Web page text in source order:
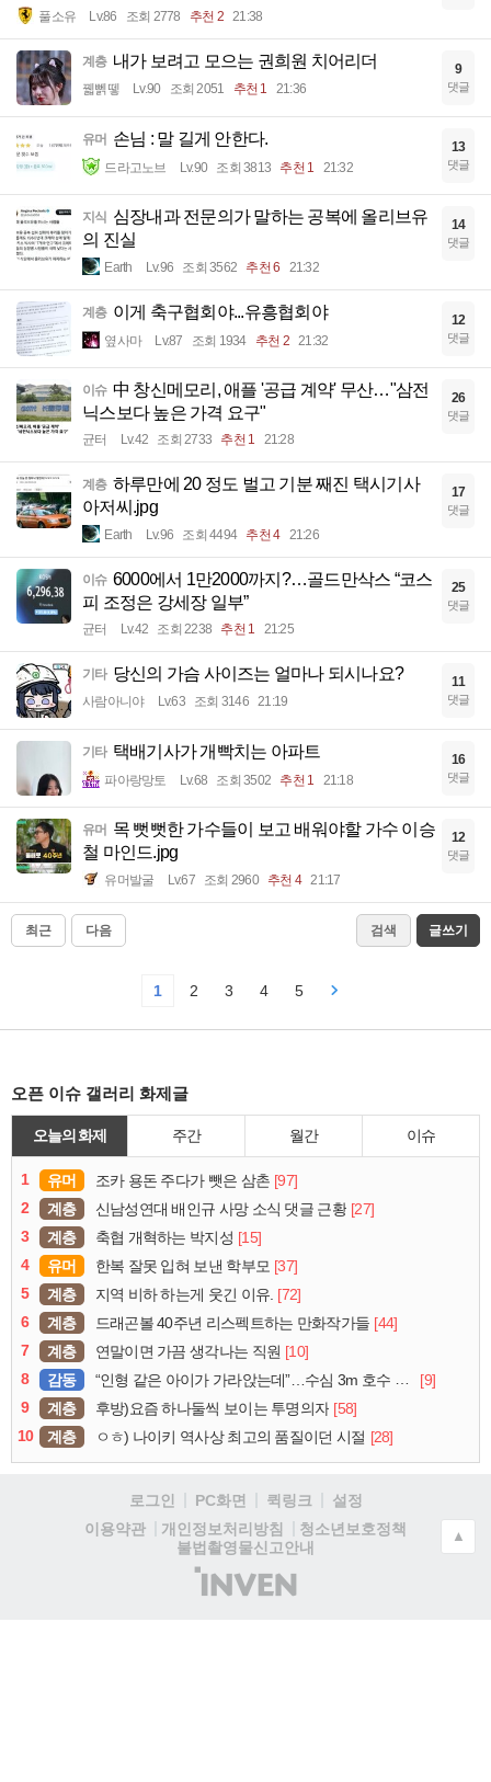
풀소유 Lv.86 조회 2778 추천 2 21:38
계층 내가 보려고 모으는 권희원 치어리더
꿻뻵뗗 Lv.90 조회 2051 추천 1 21:36
9
댓글
유머 손님 : 말 길게 안한다.
드라고노브 Lv.90 조회 3813 추천 1 21:32
13
댓글
지식
심장내과 전문의가 말하는 공복에 올리브유
의 진실
Earth Lv.96 조회 3562 추천 6 21:32
14
댓글
계층 이게 축구협회야...유흥협회야
옆사마 Lv.87 조회 1934 추천 2 21:32
12
댓글
이슈 中 창신메모리, 애플 '공급 계약' 무산…"삼전
닉스보다 높은 가격 요구"
균터 Lv.42 조회 2733 추천 1 21:28
26
댓글
계층 하루만에 20 정도 벌고 기분 째진 택시기사
아저씨.jpg
Earth Lv.96 조회 4494 추천 4 21:26
17
댓글
이슈 6000에서 1만2000까지?…골드만삭스 “코스
피 조정은 강세장 일부”
균터 Lv.42 조회 2238 추천 1 21:25
25
댓글
기타 당신의 가슴 사이즈는 얼마나 되시나요?
사람아니야 Lv.63 조회 3146 21:19
11
댓글
기타 택배기사가 개빡치는 아파트
파아랑망토 Lv.68 조회 3502 추천 1 21:18
16
댓글
유머 목 뻣뻣한 가수들이 보고 배워야할 가수 이승
철 마인드.jpg
유머발굴 Lv.67 조회 2960 추천 4 21:17
12
댓글
최근 다음 검색 글쓰기
1 2 3 4 5
오픈 이슈 갤러리 화제글
오늘의 화제 주간 월간 이슈
1 유머 조카 용돈 주다가 뺏은 삼촌 [97]
2
계층 신남성연대 배인규 사망 소식 댓글 근황 [27]
3
계층 축협 개혁하는 박지성 [15]
4
유머 한복 잘못 입혀 보낸 학부모 [37]
5
계층 지역 비하 하는게 웃긴 이유. [72]
6
계층 드래곤볼 40주년 리스펙트하는 만화작가들 [44]
7
계층 연말이면 가끔 생각나는 직원 [10]
8
감동 “인형 같은 아이가 가라앉는데”…수심 3m 호수 뛰어든 60대 의인
[9]
9
계층 후방)요즘 하나둘씩 보이는 투명의자 [58]
10
계층 ㅇㅎ) 나이키 역사상 최고의 품질이던 시절 [28]
로그인 PC화면 퀵링크
설정
이용약관
개인정보처리방침
청소년보호정책
불법촬영물신고안내
(주)
인
▲